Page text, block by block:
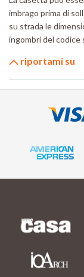
imbrago prima di
su strada le
ingombri del codice
riportami su